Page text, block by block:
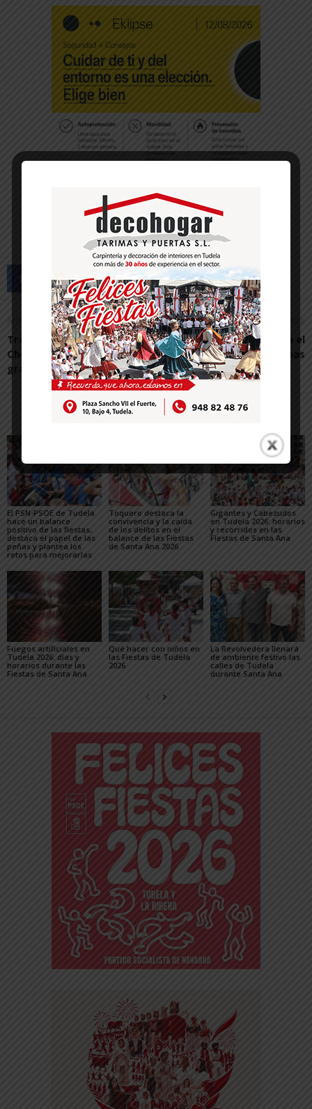
Artículo anterior
Trofeo de la Amistad: F.C.
Chelsea-Tudela sella un
gran partido
Artículo siguiente
Tres victorias para el
Baloncesto Arenas
Artículos relacionados Más del autor
El PSN-PSOE de Tudela
hace un balance
positivo de las fiestas,
destaca el papel de las
peñas y plantea los
retos para mejorarlas
Toquero destaca la
convivencia y la caída
de los delitos en el
balance de las Fiestas
de Santa Ana 2026
Gigantes y Cabezudos
en Tudela 2026: horarios
y recorridos en las
Fiestas de Santa Ana
Fuegos artificiales en
Tudela 2026: días y
horarios durante las
Fiestas de Santa Ana
Qué hacer con niños en
las Fiestas de Tudela
2026
La Revolvedera llenará
de ambiente festivo las
calles de Tudela
durante Santa Ana